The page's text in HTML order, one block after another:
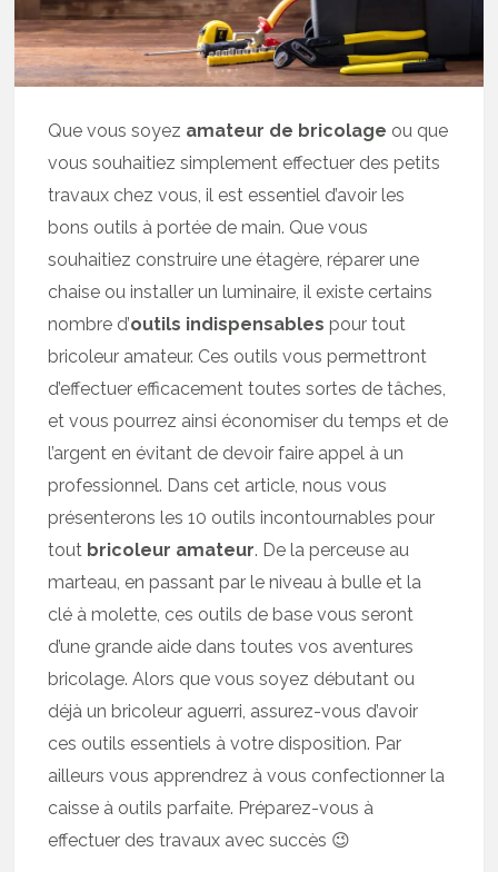
Que vous soyez amateur de bricolage ou que
vous souhaitiez simplement effectuer des petits
travaux chez vous, il est essentiel d’avoir les
bons outils à portée de main. Que vous
souhaitiez construire une étagère, réparer une
chaise ou installer un luminaire, il existe certains
nombre d’outils indispensables pour tout
bricoleur amateur. Ces outils vous permettront
d’effectuer efficacement toutes sortes de tâches,
et vous pourrez ainsi économiser du temps et de
l’argent en évitant de devoir faire appel à un
professionnel. Dans cet article, nous vous
présenterons les 10 outils incontournables pour
tout bricoleur amateur. De la perceuse au
marteau, en passant par le niveau à bulle et la
clé à molette, ces outils de base vous seront
d’une grande aide dans toutes vos aventures
bricolage. Alors que vous soyez débutant ou
déjà un bricoleur aguerri, assurez-vous d’avoir
ces outils essentiels à votre disposition. Par
ailleurs vous apprendrez à vous confectionner la
caisse à outils parfaite. Préparez-vous à
effectuer des travaux avec succès 😉